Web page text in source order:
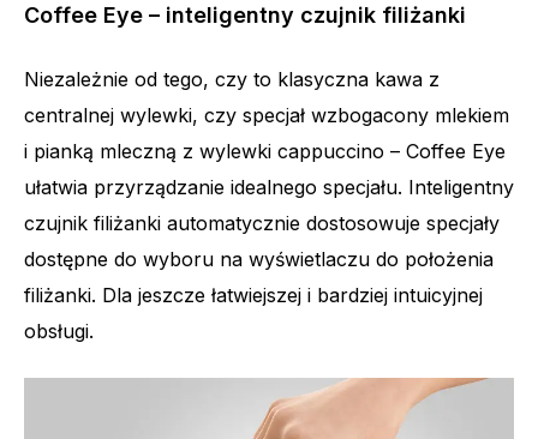
Coffee Eye – inteligentny czujnik filiżanki
Niezależnie od tego, czy to klasyczna kawa z
centralnej wylewki, czy specjał wzbogacony mlekiem
i pianką mleczną z wylewki cappuccino – Coffee Eye
ułatwia przyrządzanie idealnego specjału. Inteligentny
czujnik filiżanki automatycznie dostosowuje specjały
dostępne do wyboru na wyświetlaczu do położenia
filiżanki. Dla jeszcze łatwiejszej i bardziej intuicyjnej
obsługi.